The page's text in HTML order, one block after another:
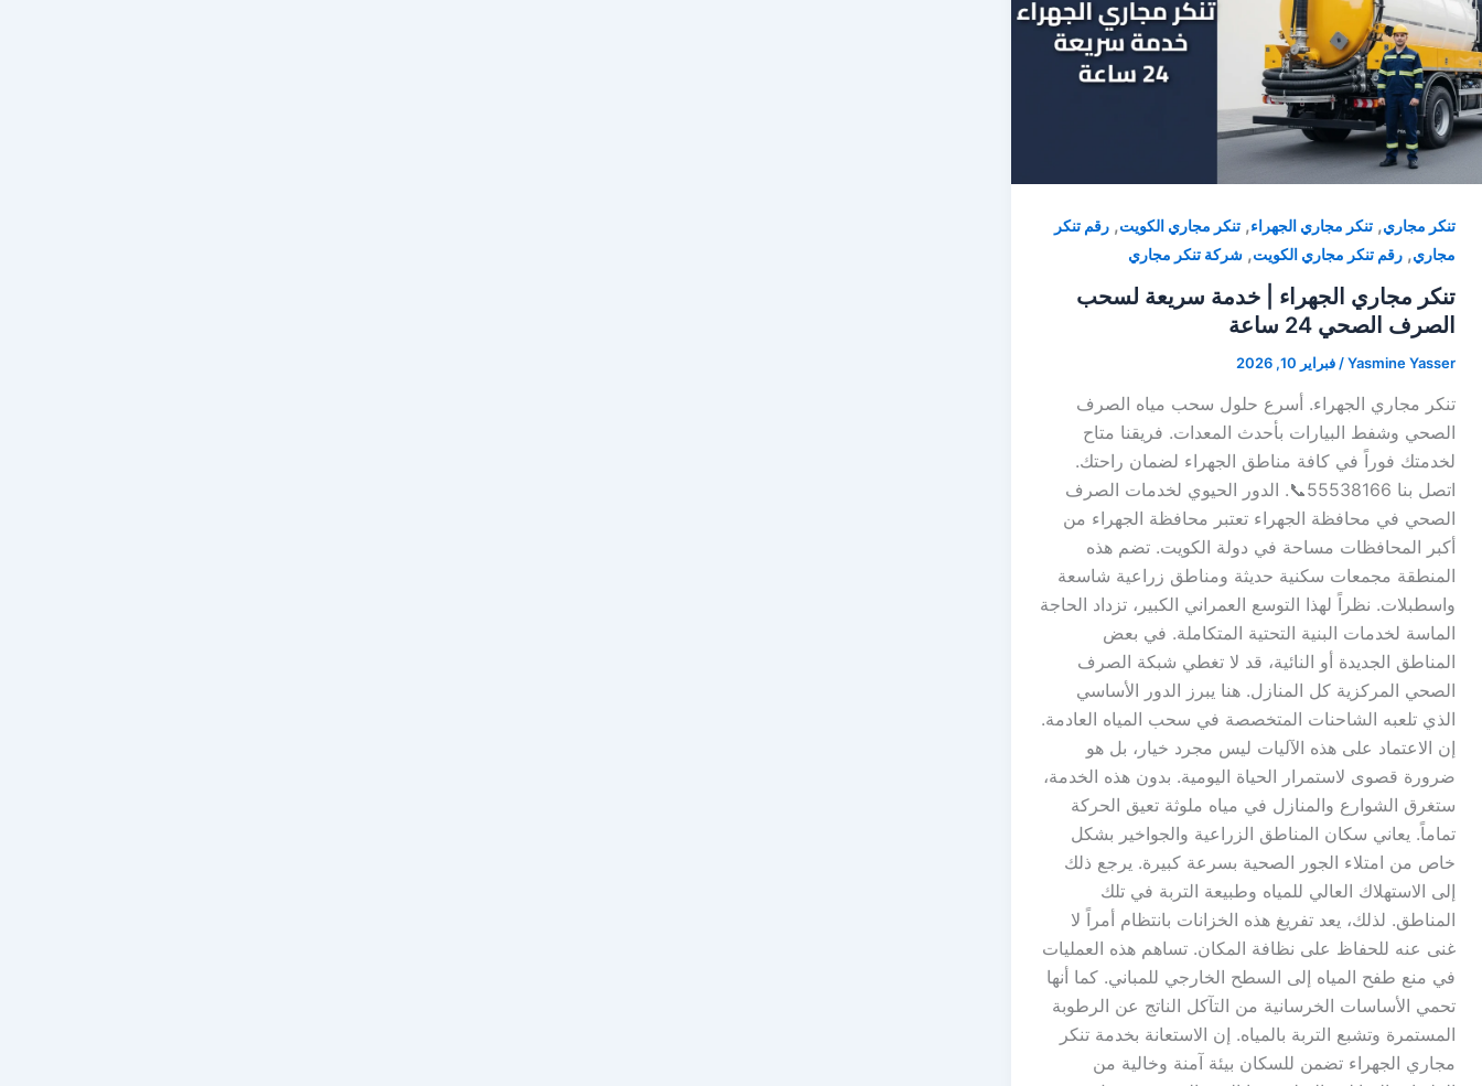
تنكر مجاري, تنكر مجاري الجهراء, تنكر مجاري الكويت, رقم تنكر
مجاري, رقم تنكر مجاري الكويت, شركة تنكر مجاري
تنكر مجاري الجهراء | خدمة سريعة لسحب
الصرف الصحي 24 ساعة
Yasmine Yasser
/ فبراير 10, 2026
تنكر مجاري الجهراء. أسرع حلول سحب مياه الصرف
الصحي وشفط البيارات بأحدث المعدات. فريقنا متاح
لخدمتك فوراً في كافة مناطق الجهراء لضمان راحتك.
اتصل بنا 55538166📞. الدور الحيوي لخدمات الصرف
الصحي في محافظة الجهراء تعتبر محافظة الجهراء من
أكبر المحافظات مساحة في دولة الكويت. تضم هذه
المنطقة مجمعات سكنية حديثة ومناطق زراعية شاسعة
واسطبلات. نظراً لهذا التوسع العمراني الكبير، تزداد الحاجة
الماسة لخدمات البنية التحتية المتكاملة. في بعض
المناطق الجديدة أو النائية، قد لا تغطي شبكة الصرف
الصحي المركزية كل المنازل. هنا يبرز الدور الأساسي
الذي تلعبه الشاحنات المتخصصة في سحب المياه العادمة.
إن الاعتماد على هذه الآليات ليس مجرد خيار، بل هو
ضرورة قصوى لاستمرار الحياة اليومية. بدون هذه الخدمة،
ستغرق الشوارع والمنازل في مياه ملوثة تعيق الحركة
تماماً. يعاني سكان المناطق الزراعية والجواخير بشكل
خاص من امتلاء الجور الصحية بسرعة كبيرة. يرجع ذلك
إلى الاستهلاك العالي للمياه وطبيعة التربة في تلك
المناطق. لذلك، يعد تفريغ هذه الخزانات بانتظام أمراً لا
غنى عنه للحفاظ على نظافة المكان. تساهم هذه العمليات
في منع طفح المياه إلى السطح الخارجي للمباني. كما أنها
تحمي الأساسات الخرسانية من التآكل الناتج عن الرطوبة
المستمرة وتشبع التربة بالمياه. إن الاستعانة بخدمة تنكر
مجاري الجهراء تضمن للسكان بيئة آمنة وخالية من